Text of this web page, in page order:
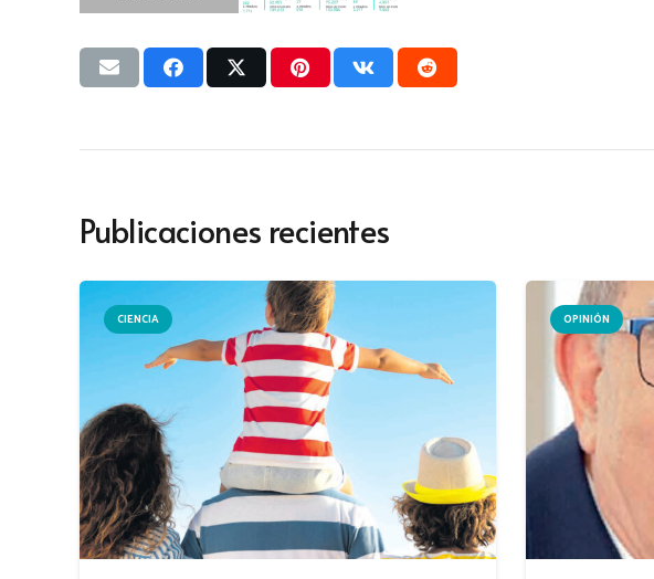
Publicaciones recientes
CIENCIA OPINIÓN